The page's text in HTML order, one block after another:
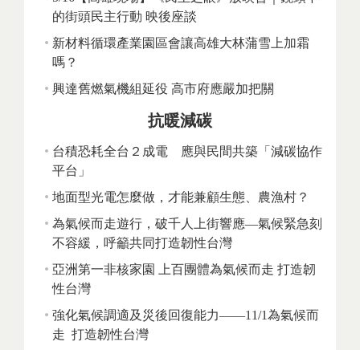
的街頭民主行動 映後座談
新材料循環產業園區會讓高雄大林蒲雪上加霜
嗎？
興達舊燃氣機組延役 高市府應嚴加把關
抗暖減碳
台積恐耗全台２成電 應與民間共築「減碳協作
平台」
地面型光電怎麼做，才能兼顧生態、農漁村？
為氣候而走遊行，破千人上街響應—氣候緊急刻
不容緩，呼籲共同打造韌性台灣
亞洲第一非核家園 上百團體為氣候而走 打造韌
性台灣
強化氣候調適及災後回復能力——11/1為氣候而
走 打造韌性台灣